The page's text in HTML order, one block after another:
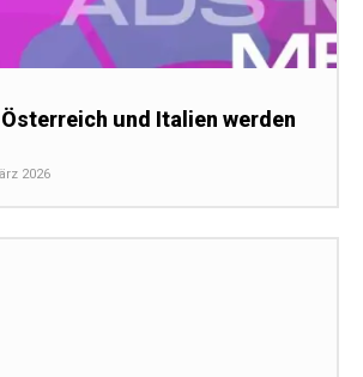
und Italien werden
2026